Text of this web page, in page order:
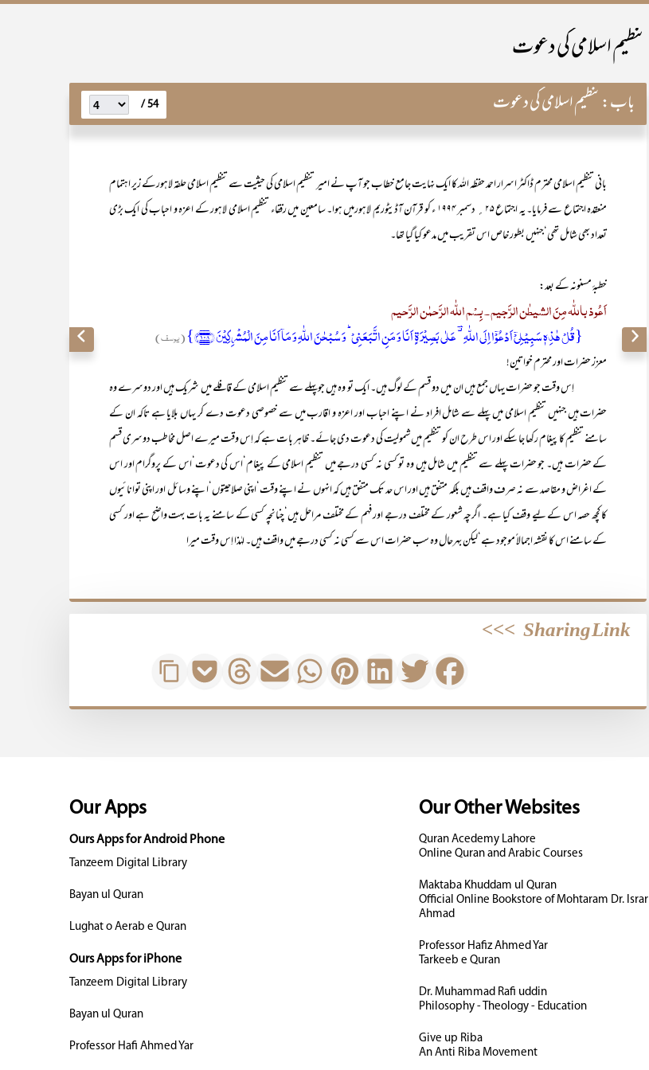
تنظیم اسلامی کی دعوت
باب:تنظیم اسلامی کی دعوت 54 /
بانی تنظیم اسلامی محترم ڈاکٹر اسرار احمد حفظہ اللہ کا ایک نہایت جامع خطاب جو آپ نے امیر تنظیم اسلامی کی حیثیت سے تنظیم اسلامی حلقہ لاہورکے زیر اہتمام
منعقدہ اجتماع سے فرمایا۔ یہ اجتماع ۲۵؍ دسمبر ۱۹۹۴ ء کو قرآن آڈیٹوریم لاہورمیں ہوا۔ سامعین میں رفقاء تنظیم اسلامی لاہور کے اعزہ و احباب کی ایک بڑی
تعداد بھی شامل تھی‘جنہیں بطور خاص اس تقریب میں مدعو کیا گیا تھا۔
خطبۂ مسنونہ کے بعد:
اَعُوذ باللّٰہ مِنَ الشیطٰن الرَّجیم ۔ بِسْم اللّٰہ الرَّحمٰن الرَّحیم
{قُلۡ ہٰذِہٖ سَبِیۡلِیۡۤ اَدۡعُوۡۤا اِلَی اللّٰہِ ۟ؔ عَلٰی بَصِیۡرَۃٍ اَنَا وَ مَنِ اتَّبَعَنِیۡ ؕ وَ سُبۡحٰنَ اللّٰہِ وَ مَاۤ اَنَا مِنَ الۡمُشۡرِکِیۡنَ ﴿۱۰۸﴾}
(یوسف)
معزز حضرات اور محترم خواتین!
اِس وقت جو حضرات یہاں جمع ہیں ان میں دو قسم کے لوگ ہیں۔ ایک تو وہ ہیں جوپہلے سے تنظیم اسلامی کے قافلے میں شریک ہیں اور دوسرے وہ
حضرات ہیں جنہیں تنظیم اسلامی میں پہلے سے شامل افراد نے اپنے احباب اور اعزہ و اقارب میں سے خصوصی دعوت دے کر یہاں بلایا ہے تاکہ ان کے
سامنے تنظیم کا پیغام رکھا جا سکے اور اس طرح ان کو تنظیم میں شمولیت کی دعوت دی جائے۔ ظاہر بات ہے کہ اِس وقت میرے اصل مخاطب دوسری قسم
کے حضرات ہیں۔ جو حضرات پہلے سے تنظیم میں شامل ہیں وہ تو کسی نہ کسی درجے میں تنظیم اسلامی کے پیغام‘اس کی دعوت‘اس کے پروگرام اور اس
کے اغراض و مقاصد سے نہ صرف واقف ہیں بلکہ متفق ہیں اور اس حد تک متفق ہیں کہ انہوں نے اپنے وقت‘اپنی صلاحیتوں‘اپنے وسائل اور اپنی توانائیوں
کا کچھ حصہ اس کے لیے وقف کیا ہے۔ اگرچہ شعور کے مختلف درجے اور فہم کے مختلف مراحل ہیں‘چنانچہ کسی کے سامنے یہ بات بہت واضح ہے اور کسی
کے سامنے اس کا نقشہ اجمالاً موجود ہے‘لیکن بہرحال وہ سب حضرات اس سے کسی نہ کسی درجے میں واقف ہیں۔ لہٰذا اِس وقت میرا
Sharing Link
>>>
Our Other Websites
Quran Acedemy Lahore
Online Quran and Arabic Courses
Maktaba Khuddam ul Quran
Official Online Bookstore of Mohtaram Dr. Israr
Ahmad
Professor Hafiz Ahmed Yar
Tarkeeb e Quran
Dr. Muhammad Rafi uddin
Philosophy - Theology - Education
Give up Riba
An Anti Riba Movement
Our Apps
Ours Apps for Android Phone
Tanzeem Digital Library
Bayan ul Quran
Lughat o Aerab e Quran
Ours Apps for iPhone
Tanzeem Digital Library
Bayan ul Quran
Professor Hafi Ahmed Yar